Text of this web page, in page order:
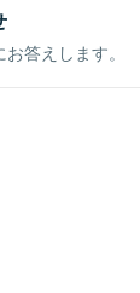
答えします。